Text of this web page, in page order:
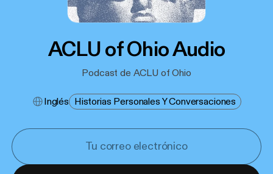
ACLU of Ohio Audio
Podcast de ACLU of Ohio
Inglés Historias Personales Y Conversaciones